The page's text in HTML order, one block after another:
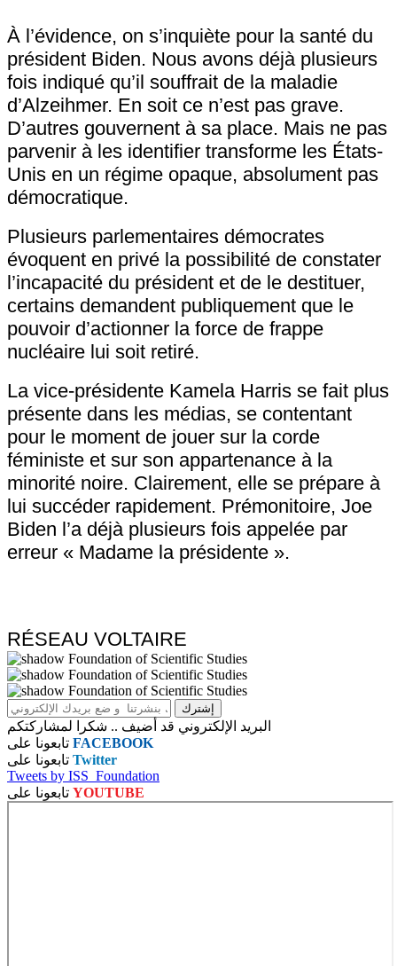
À l’évidence, on s’inquiète pour la santé du
président Biden. Nous avons déjà plusieurs
fois indiqué qu’il souffrait de la maladie
d’Alzeihmer. En soit ce n’est pas grave.
D’autres gouvernent à sa place. Mais ne pas
parvenir à les identifier transforme les États-
Unis en un régime opaque, absolument pas
démocratique.
Plusieurs parlementaires démocrates
évoquent en privé la possibilité de constater
l’incapacité du président et de le destituer,
certains demandent publiquement que le
pouvoir d’actionner la force de frappe
nucléaire lui soit retiré.
La vice-présidente Kamela Harris se fait plus
présente dans les médias, se contentant
pour le moment de jouer sur la corde
féministe et sur son appartenance à la
minorité noire. Clairement, elle se prépare à
lui succéder rapidement. Prémonitoire, Joe
Biden l’a déjà plusieurs fois appelée par
erreur « Madame la présidente ».
RÉSEAU VOLTAIRE
البريد الإلكتروني قد أضيف .. شكرا لمشاركتكم
FACEBOOK
Twitter
Tweets by ISS_Foundation
YOUTUBE